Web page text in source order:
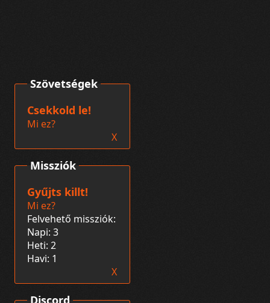
Discord
Missziók
Gyűjts killt!
Mi ez?
Felvehető missziók:
Napi: 3
Heti: 2
Havi: 1
X
Szövetségek
Csekkold le!
Mi ez?
X